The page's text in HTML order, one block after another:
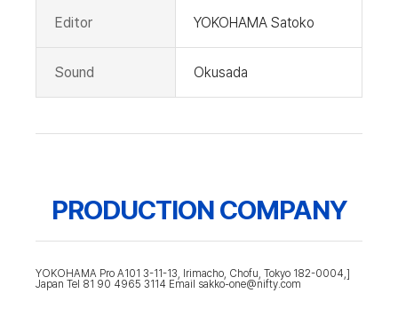
Editor YOKOHAMA Satoko
Sound Okusada
PRODUCTION COMPANY
YOKOHAMA Pro A101 3-11-13, Irimacho, Chofu, Tokyo 182-0004,]
Japan Tel 81 90 4965 3114 Email sakko-one@nifty.com